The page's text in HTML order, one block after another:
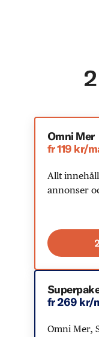
Omni Mer
fr 119 kr/
Allt
annonser
fr 269 kr/
Omni Mer,